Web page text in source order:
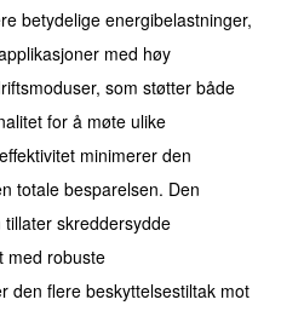
betydelige energibelastninger,
med høy
som støtter både
for å møte ulike
minimerer den
totale besparelsen. Den
skreddersydde
med robuste
den flere beskyttelsestiltak mot